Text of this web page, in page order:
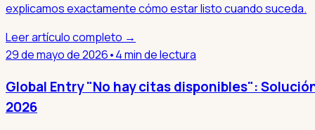
explicamos exactamente cómo estar listo cuando suceda.
Leer artículo completo →
29 de mayo de 2026•4 min de lectura
Global Entry "No hay citas disponibles":
2026